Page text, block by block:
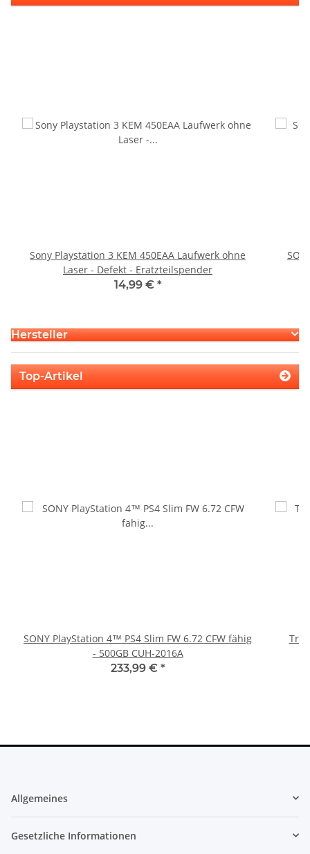
Sony Playstation 3 KEM 450EAA Laufwerk ohne
Laser - Defekt - Eratzteilspender
14,99 € *
Hersteller
Top-Artikel
SONY PlayStation 4™ PS4 Slim FW 6.72 CFW fähig
- 500GB CUH-2016A
233,99 € *
Allgemeines
Gesetzliche Informationen